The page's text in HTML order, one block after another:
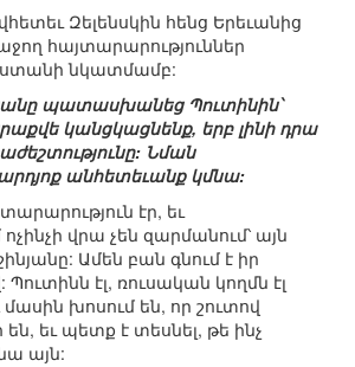
Զելենսկին հենց Երեւանից
հայտարարություններ
նկատմամբ:
պատասխանեց Պուտինին՝
կանցկացնենք, երբ լինի դրա
Նման
անհետեւանք կմնա:
էր, եւ
վրա չեն զարմանում՝ այն
Ամեն բան գնում է իր
էլ, ռուսական կողմն էլ
խոսում են, որ շուտով
են, եւ պետք է տեսնել, թե ինչ
այն: